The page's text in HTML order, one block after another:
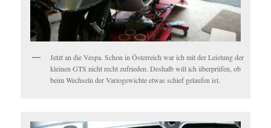
Jetzt an die Vespa. Schon in Österreich war ich mit der Leistung der
kleinen GTS nicht recht zufrieden. Deshalb will ich überprüfen, ob
beim Wechseln der Variogewichte etwas schief gelaufen ist.